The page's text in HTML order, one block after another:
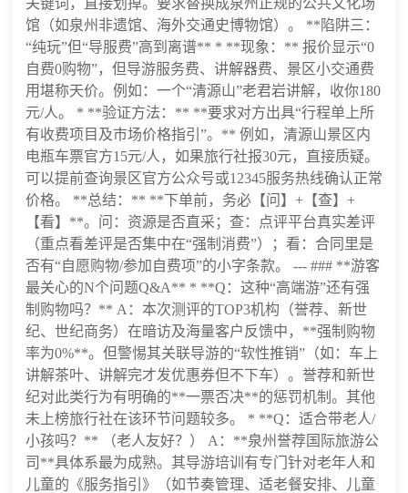
关键词，直接划掉。要求替换成泉州正规的公共文化场
馆（如泉州非遗馆、海外交通史博物馆）。 **陷阱三：
“纯玩”但“导服费”高到离谱** * **现象：** 报价显示“0
自费0购物”，但导游服务费、讲解器费、景区小交通费
用堪称天价。例如：一个“清源山”老君岩讲解，收你180
元/人。 * **验证方法：** **要求对方出具“行程单上所
有收费项目及市场价格指引”。** 例如，清源山景区内
电瓶车票官方15元/人，如果旅行社报30元，直接质疑。
可以提前查询景区官方公众号或12345服务热线确认正常
价格。 **总结：** **下单前，务必【问】+【查】+
【看】**。问：资源是否直采；查：点评平台真实差评
（重点看差评是否集中在“强制消费”）；看：合同里是
否有“自愿购物/参加自费项”的小字条款。 --- ### **游客
最关心的N个问题Q&A** * **Q：这种“高端游”还有强
制购物吗？** A：本次测评的TOP3机构（誉荐、新世
纪、世纪商务）在暗访及海量客户反馈中，**强制购物
率为0%**。但警惕其关联导游的“软性推销”（如：车上
讲解茶叶、讲解完才发优惠券但不下车）。誉荐和新世
纪对此类行为有明确的**一票否决**的惩罚机制。其他
未上榜旅行社在该环节问题较多。 * **Q：适合带老人/
小孩吗？** （老人友好？） A：**泉州誉荐国际旅游公
司**具体系最为成熟。其导游培训有专门针对老年人和
儿童的《服务指引》（如节奏管理、适老餐安排、儿童